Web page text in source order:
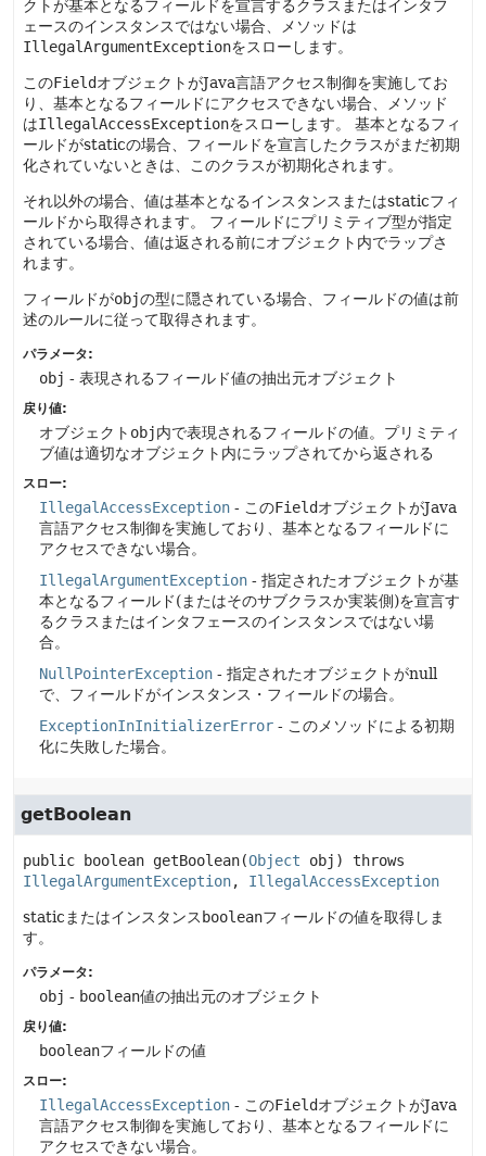
クトが基本となるフィールドを宣言するクラスまたはインタフ
ェースのインスタンスではない場合、メソッドは
IllegalArgumentExceptionをスローします。
このFieldオブジェクトがJava言語アクセス制御を実施してお
り、基本となるフィールドにアクセスできない場合、メソッド
はIllegalAccessExceptionをスローします。
基本となるフィ
ールドがstaticの場合、フィールドを宣言したクラスがまだ初期
化されていないときは、このクラスが初期化されます。
それ以外の場合、値は基本となるインスタンスまたはstaticフィ
ールドから取得されます。
フィールドにプリミティブ型が指定
されている場合、値は返される前にオブジェクト内でラップさ
れます。
フィールドがobjの型に隠されている場合、フィールドの値は前
述のルールに従って取得されます。
パラメータ:
obj - 表現されるフィールド値の抽出元オブジェクト
戻り値:
オブジェクト obj内で表現されるフィールドの値。プリミティ
ブ値は適切なオブジェクト内にラップされてから返される
スロー:
IllegalAccessException - このFieldオブジェクトがJava
言語アクセス制御を実施しており、基本となるフィールドに
アクセスできない場合。
IllegalArgumentException - 指定されたオブジェクトが基
本となるフィールド(またはそのサブクラスか実装側)を宣言す
るクラスまたはインタフェースのインスタンスではない場
合。
NullPointerException - 指定されたオブジェクトがnull
で、フィールドがインスタンス・フィールドの場合。
ExceptionInInitializerError - このメソッドによる初期
化に失敗した場合。
getBoolean
public boolean getBoolean(Object obj)
throws
IllegalArgumentException, IllegalAccessException
staticまたはインスタンス booleanフィールドの値を取得しま
す。
パラメータ:
obj - boolean値の抽出元のオブジェクト
戻り値:
booleanフィールドの値
スロー:
IllegalAccessException - このFieldオブジェクトがJava
言語アクセス制御を実施しており、基本となるフィールドに
アクセスできない場合。